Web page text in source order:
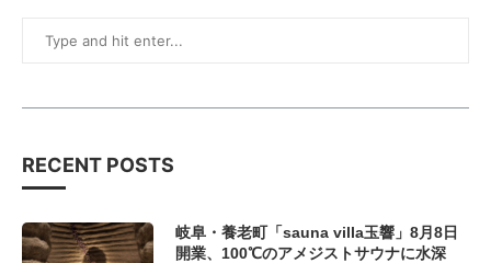
RECENT POSTS
岐阜・養老町「sauna villa玉響」8月8日
開業、100℃のアメジストサウナに水深